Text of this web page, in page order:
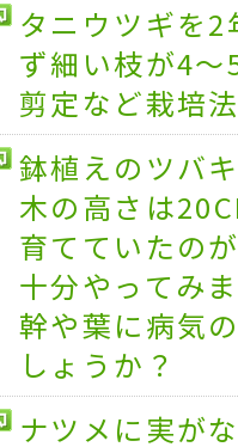
タニウツギを
ず細い枝が4
剪定など栽培
鉢植えのツバ
木の高さは
育てていたの
十分やってみ
幹や葉に病気
しょうか？
ナツメに実が